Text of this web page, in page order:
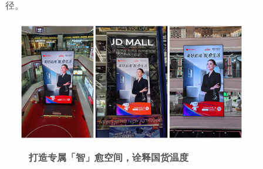
径。
打造专属「智」愈空间，诠释国货温度